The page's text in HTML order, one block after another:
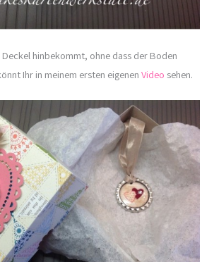
hinbekommt, ohne dass der Boden
Ihr in meinem ersten eigenen Video sehen.